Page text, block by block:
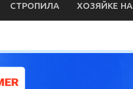
СТРОПИЛА ХОЗЯЙКЕ